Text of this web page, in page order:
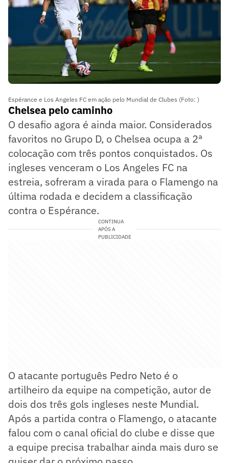
Espérance e Los Angeles FC em ação pelo Mundial de Clubes (Foto: )
Chelsea pelo caminho
O desafio agora é ainda maior. Considerados
favoritos no Grupo D, o Chelsea ocupa a 2ª
colocação com três pontos conquistados. Os
ingleses venceram o Los Angeles FC na
estreia, sofreram a virada para o Flamengo na
última rodada e decidem a classificação
contra o Espérance.
CONTINUA
APÓS A
PUBLICIDADE
O atacante português Pedro Neto é o
artilheiro da equipe na competição, autor de
dois dos três gols ingleses neste Mundial.
Após a partida contra o Flamengo, o atacante
falou com o canal oficial do clube e disse que
a equipe precisa trabalhar ainda mais duro se